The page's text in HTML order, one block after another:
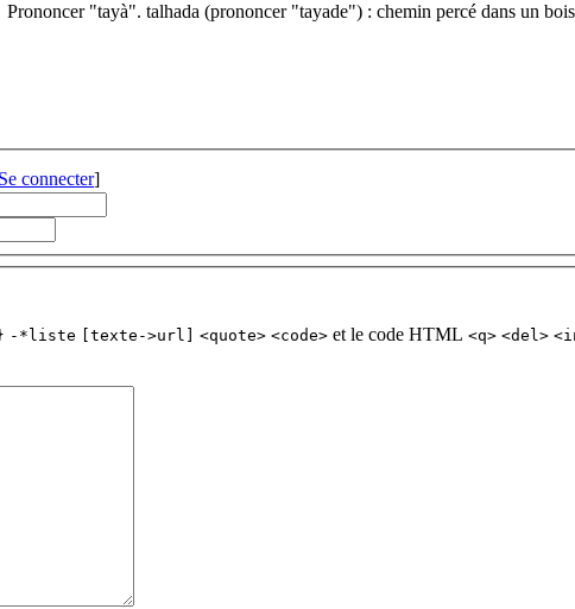
Prononcer "tayà". talhada (prononcer "tayade") : chemin percé dans un
Se connecter]
-*liste [texte->url] <quote> <code> et le code HTML <q> <del>